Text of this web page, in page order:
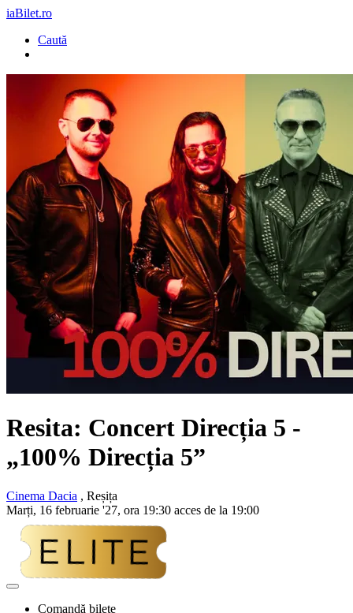
iaBilet.ro
Caută
Resita: Concert Direcția 5 -
„100% Direcția 5”
Cinema Dacia , Reșița
Marți, 16 februarie '27, ora 19:30 acces de la 19:00
Adaugă
Comandă bilete